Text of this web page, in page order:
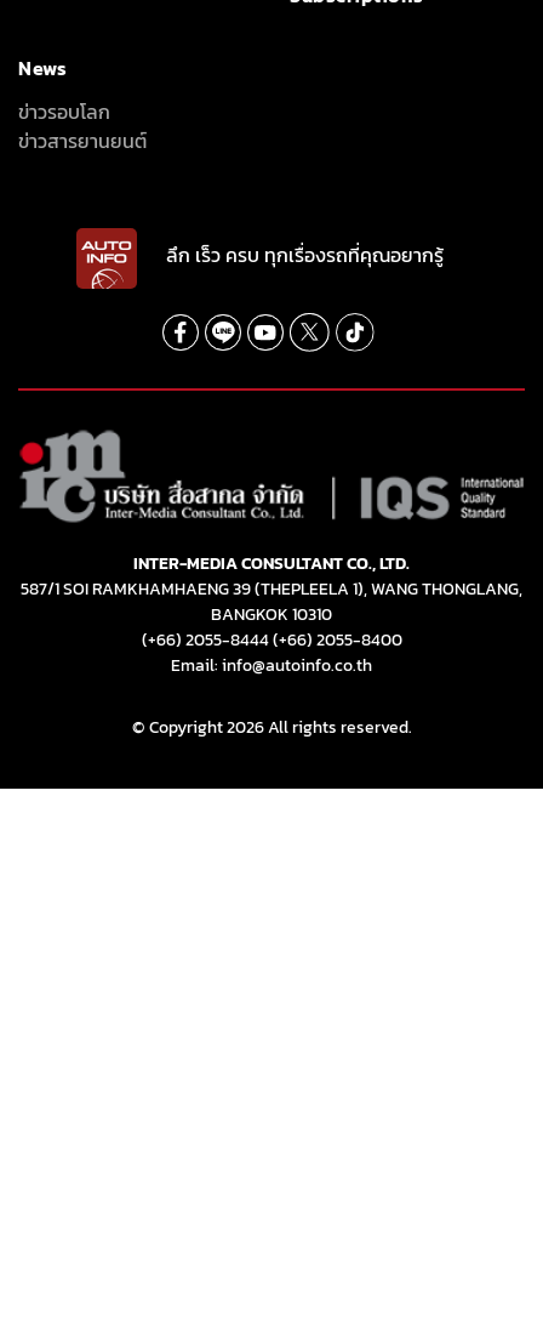
News
ข่าวรอบโลก
ข่าวสารยานยนต์
ลึก เร็ว ครบ ทุกเรื่องรถที่คุณอยากรู้
INTER-MEDIA CONSULTANT CO., LTD.
587/1 SOI RAMKHAMHAENG 39 (THEPLEELA 1), WANG THONGLANG,
BANGKOK 10310
(+66) 2055-8444(+66) 2055-8400
Email: info@autoinfo.co.th
© Copyright 2026 All rights reserved.